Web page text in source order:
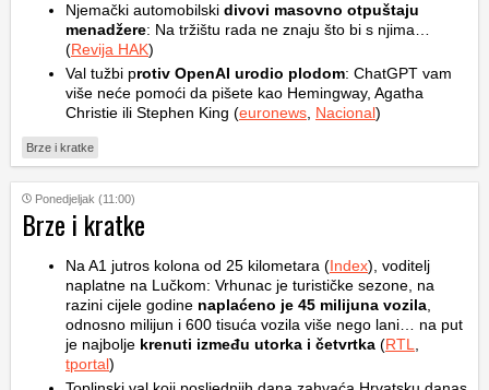
Njemački automobilski divovi masovno otpuštaju
menadžere: Na tržištu rada ne znaju što bi s njima…
(Revija HAK)
Val tužbi protiv OpenAI urodio plodom: ChatGPT vam
više neće pomoći da pišete kao Hemingway, Agatha
Christie ili Stephen King (euronews Nacional)
Brze i kratke
Ponedjeljak (11:00)
Brze i kratke
Na A1 jutros kolona od 25 kilometara (Index), voditelj
naplatne na Lučkom: Vrhunac je turističke sezone, na
razini cijele godine naplaćeno je 45 milijuna vozila
odnosno milijun i 600 tisuća vozila više nego lani… na put
je najbolje krenuti između utorka i četvrtka (RTL
tportal)